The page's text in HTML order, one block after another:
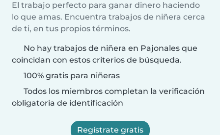
El trabajo perfecto para ganar dinero haciendo
lo que amas. Encuentra trabajos de niñera cerca
de ti, en tus propios términos.
No hay trabajos de niñera en Pajonales que
coincidan con estos criterios de búsqueda.
100% gratis para niñeras
Todos los miembros completan la verificación
obligatoria de identificación
Regístrate gratis